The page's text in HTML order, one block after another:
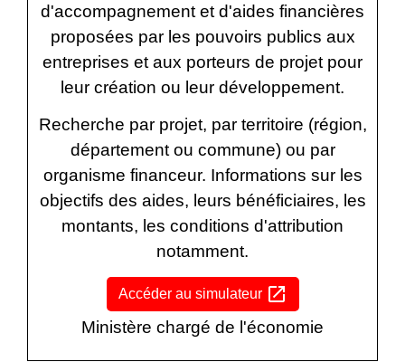
d'accompagnement et d'aides financières
proposées par les pouvoirs publics aux
entreprises et aux porteurs de projet pour
leur création ou leur développement.
Recherche par projet, par territoire (région,
département ou commune) ou par
organisme financeur. Informations sur les
objectifs des aides, leurs bénéficiaires, les
montants, les conditions d'attribution
notamment.
Accéder au simulateur open_in_new
Ministère chargé de l'économie